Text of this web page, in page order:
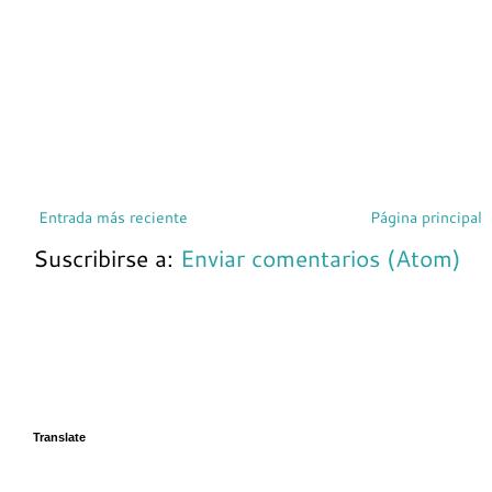
Entrada más reciente Página principal
Suscribirse a: Enviar comentarios (Atom)
Translate